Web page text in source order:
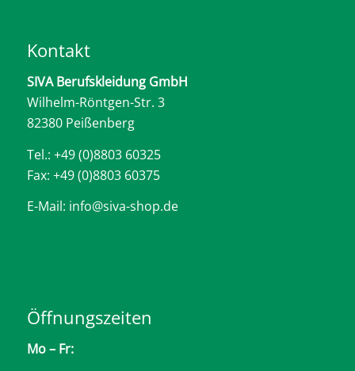
Kontakt
SIVA Berufskleidung GmbH
Wilhelm-Röntgen-Str. 3
82380 Peißenberg
Tel.: +49 (0)8803 60325
Fax: +49 (0)8803 60375
E-Mail: info@siva-shop.de
Öffnungszeiten
Mo – Fr: